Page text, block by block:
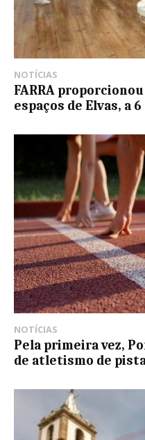
NOTÍCIAS
FARRA
espaços de Elvas, a
NOTÍCIAS
Pela primeira vez,
de atletismo de